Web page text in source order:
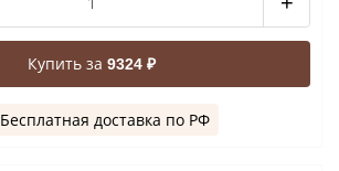
Купить за 9324 ₽
Бесплатная доставка по РФ